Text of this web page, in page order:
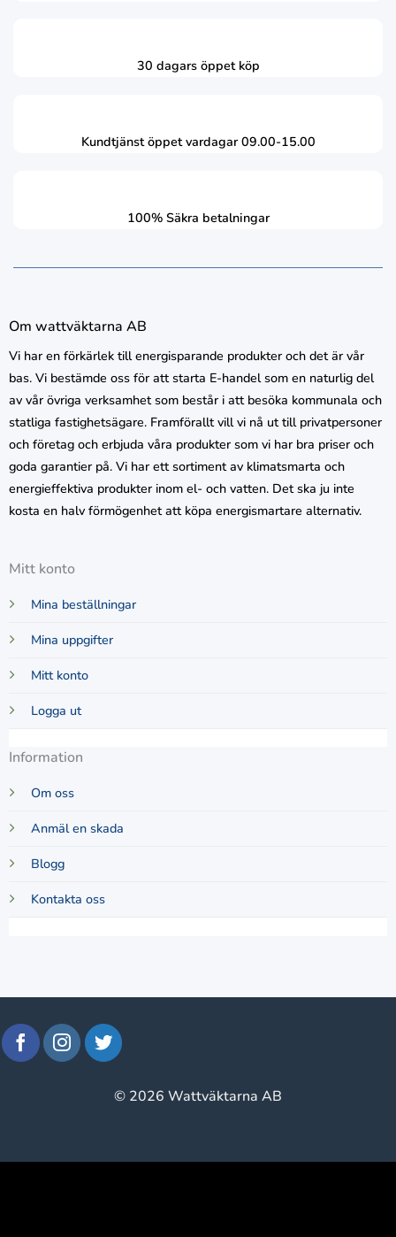
30 dagars öppet köp
Kundtjänst öppet vardagar 09.00-15.00
100% Säkra betalningar
Om wattväktarna AB
Vi har en förkärlek till energisparande produkter och det är vår
bas. Vi bestämde oss för att starta E-handel som en naturlig del
av vår övriga verksamhet som består i att besöka kommunala och
statliga fastighetsägare. Framförallt vill vi nå ut till privatpersoner
och företag och erbjuda våra produkter som vi har bra priser och
goda garantier på. Vi har ett sortiment av klimatsmarta och
energieffektiva produkter inom el- och vatten. Det ska ju inte
kosta en halv förmögenhet att köpa energismartare alternativ.
Mitt konto
Mina beställningar
Mina uppgifter
Mitt konto
Logga ut
Information
Om oss
Anmäl en skada
Blogg
Kontakta oss
© 2026 Wattväktarna AB